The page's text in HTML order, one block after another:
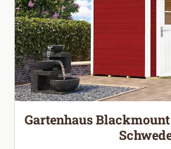
Gartenhaus